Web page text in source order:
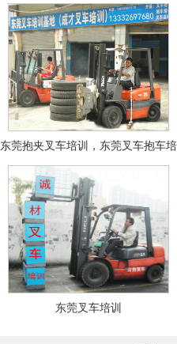
东莞抱夹叉车培训，东莞叉车抱车培
训
东莞叉车培训